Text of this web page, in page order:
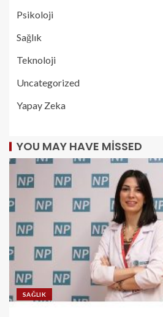
Psikoloji
Sağlık
Teknoloji
Uncategorized
Yapay Zeka
YOU MAY HAVE MISSED
SAĞLIK